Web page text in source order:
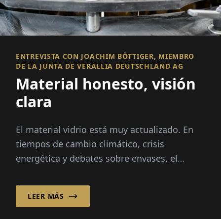
ENTREVISTA CON JOACHIM BÖTTIGER, MIEMBRO
DE LA JUNTA DE VERALLIA DEUTSCHLAND AG
Material honesto, visión
clara
El material vidrio está muy actualizado. En
tiempos de cambio climático, crisis
energética y debates sobre envases, el
infinitamente reciclable...
LEER MÁS